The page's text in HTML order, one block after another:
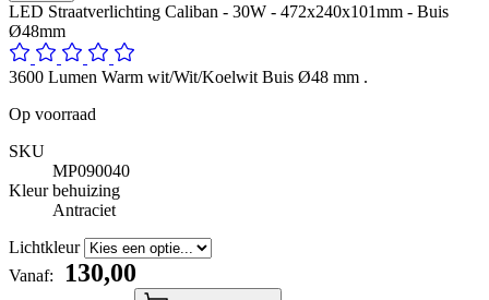
LED Straatverlichting Caliban - 30W - 472x240x101mm - Buis
Ø48mm
3600 Lumen Warm wit/Wit/Koelwit Buis Ø48 mm .
Op voorraad
SKU
MP090040
Kleur behuizing
Antraciet
Lichtkleur
Vanaf:
​ 130,00